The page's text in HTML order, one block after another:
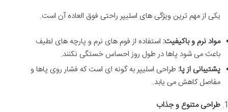
یکی از مهم ترین ویژگی های اسلیپر راحتی فوق العاده آن است.
مواد نرم و باکیفیت: استفاده از فوم های نرم و پارچه های لطیف
باعث می شود پاها در طول روز احساس خستگی نکنند.
پشتیبانی از پا: طراحی اسلیپر به گونه ای است که فشار روی پاها و
مفاصل کاهش می یابد.
طراحی متنوع و جذاب